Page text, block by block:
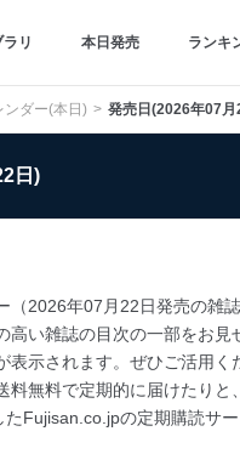
リ 本日発売 ランキ
ダー(本日) 発売日(2026年07月
日)
（2026年07月22日発売の雑
高い雑誌の目次の一部をお
表示されます。ぜひご活用
料無料で定期的に届けたり
Fujisan.co.jpの定期購読サ